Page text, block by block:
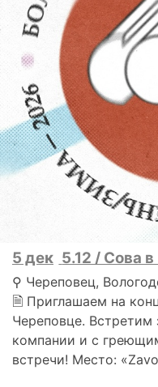
5 дек 5.12 / Сова
⚲ Череповец,
🗎 Приглашаем на
Череповце.
компании и с
встречи! Место: